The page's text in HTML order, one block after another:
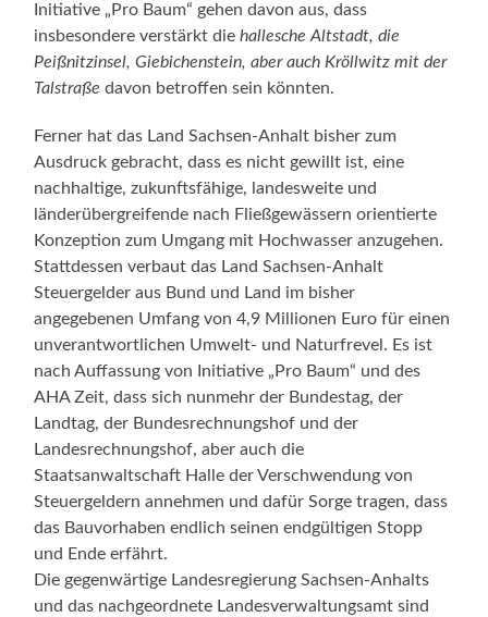
Initiative „Pro Baum“ gehen davon aus, dass
insbesondere verstärkt diehallesche Altstadt, die
Peißnitzinsel, Giebichenstein, aber auch Kröllwitz mit der
Talstraße davon betroffen sein könnten.
Ferner hat das Land Sachsen-Anhalt bisher zum
Ausdruck gebracht, dass es nicht gewillt ist, eine
nachhaltige, zukunftsfähige, landesweite und
länderübergreifende nach Fließgewässern orientierte
Konzeption zum Umgang mit Hochwasser anzugehen.
Stattdessen verbaut das Land Sachsen-Anhalt
Steuergelder aus Bund und Land im bisher
angegebenen Umfang von 4,9 Millionen Euro für einen
unverantwortlichen Umwelt- und Naturfrevel. Es ist
nach Auffassung von Initiative „Pro Baum“ und des
AHA Zeit, dass sich nunmehr der Bundestag, der
Landtag, der Bundesrechnungshof und der
Landesrechnungshof, aber auch die
Staatsanwaltschaft Halle der Verschwendung von
Steuergeldern annehmen und dafür Sorge tragen, dass
das Bauvorhaben endlich seinen endgültigen Stopp
und Ende erfährt.
Die gegenwärtige Landesregierung Sachsen-Anhalts
und das nachgeordnete Landesverwaltungsamt sind